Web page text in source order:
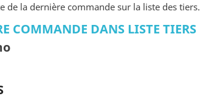
la dernière commande sur la liste des tiers.
COMMANDE DANS LISTE TIERS